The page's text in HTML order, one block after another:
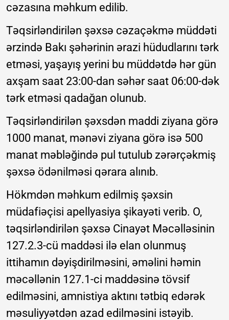
cəzasına məhkum edilib.
Təqsirləndirilən şəxsə cəzaçəkmə müddəti
ərzində Bakı şəhərinin ərazi hüdudlarını tərk
etməsi, yaşayış yerini bu müddətdə hər gün
axşam saat 23:00-dan səhər saat 06:00-dək
tərk etməsi qadağan olunub.
Təqsirləndirilən şəxsdən maddi ziyana görə
1000 manat, mənəvi ziyana görə isə 500
manat məbləğində pul tutulub zərərçəkmiş
şəxsə ödənilməsi qərara alınıb.
Hökmdən məhkum edilmiş şəxsin
müdafiəçisi apellyasiya şikayəti verib. O,
təqsirləndirilən şəxsə Cinayət Məcəlləsinin
127.2.3-cü maddəsi ilə elan olunmuş
ittihamın dəyişdirilməsini, əməlini həmin
məcəllənin 127.1-ci maddəsinə tövsif
edilməsini, amnistiya aktını tətbiq edərək
məsuliyyətdən azad edilməsini istəyib.